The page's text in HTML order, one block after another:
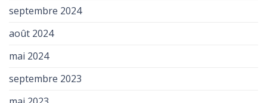
septembre 2024
août 2024
mai 2024
septembre 2023